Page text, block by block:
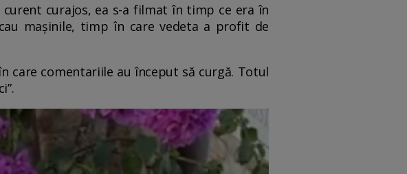
curajos, ea s-a filmat în timp ce era în
mașinile, timp în care vedeta a profit de
care comentariile au început să curgă. Totul